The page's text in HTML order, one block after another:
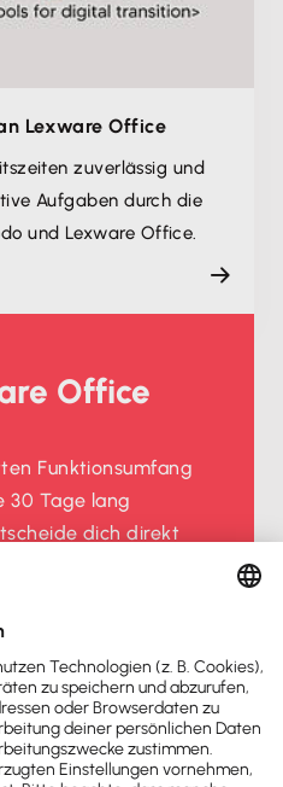
Lexware Office
zuverlässig und
Aufgaben durch die
und Lexware Office.
Office
Funktionsumfang
30 Tage lang
dich direkt
Version und
Kauf mit unserem
testen.
automatisch.